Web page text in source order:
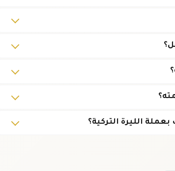
الليرة التركية؟